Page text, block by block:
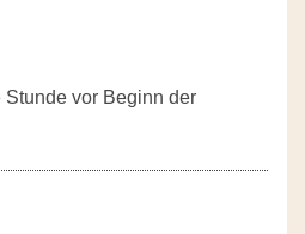
vor Beginn der